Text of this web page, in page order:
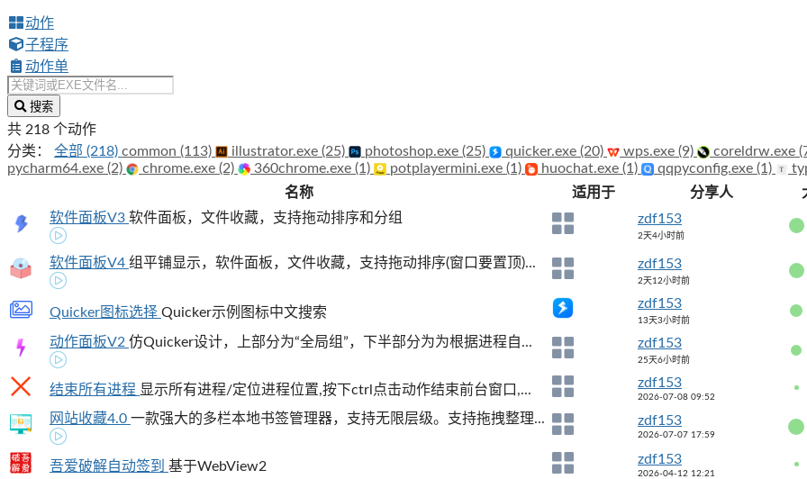
动作
子程序
动作单
搜索
共 218 个动作
分类：
全部 (218) common (113) illustrator.exe (25) photoshop.exe (25) quicker.exe (20) wps.exe (9) coreldrw.exe
pycharm64.exe (2)
chrome.exe (2) 360chrome.exe (1) potplayermini.exe (1) huochat.exe (1) qqpyconfig.exe (1)
名称
适用于 分享人
软件面板V3 软件面板，文件收藏，支持拖动排序和分组 zdf153
2天4小时前
软件面板V4 组平铺显示，软件面板，文件收藏，支持拖动排序(窗口要置顶)... zdf153
2天12小时前
Quicker图标选择 Quicker示例图标中文搜索
zdf153
13天3小时前
动作面板V2 仿Quicker设计，上部分为“全局组”，下半部分为为根据进程自... zdf153
25天6小时前
结束所有进程 显示所有进程/定位进程位置,按下ctrl点击动作结束前台窗口,... zdf153
2026-07-08 09:52
网站收藏4.0 一款强大的多栏本地书签管理器，支持无限层级。支持拖拽整理... zdf153
2026-07-07 17:59
吾爱破解自动签到 基于WebView2 zdf153
2026-04-12 12:21